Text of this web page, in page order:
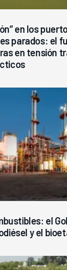
en los
parados: el
en tensión
el
y el